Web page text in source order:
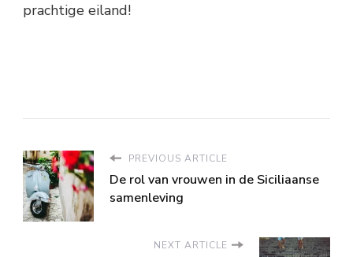
prachtige eiland!
PREVIOUS ARTICLE
De rol van vrouwen in de Siciliaanse
samenleving
NEXT ARTICLE